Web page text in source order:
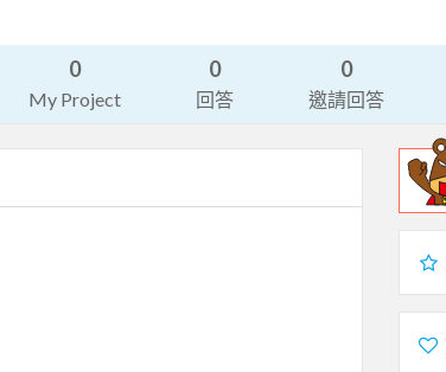
0
My Project
0
回答
0
邀請回答